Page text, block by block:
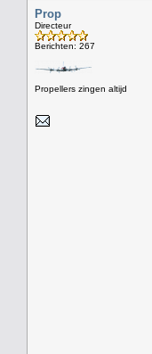
Prop
Directeur
Berichten: 267
Propellers zingen altijd